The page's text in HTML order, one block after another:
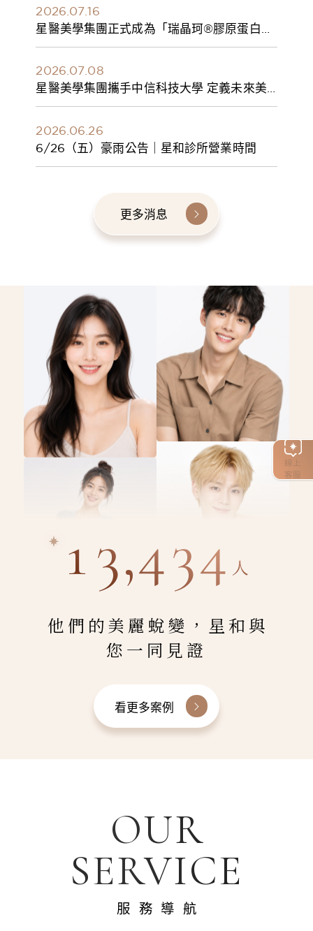
線上
客服
2026.07.16
星醫美學集團正式成為「瑞晶珂®膠原蛋白植
入劑」台灣獨家總代理
2026.07.08
星醫美學集團攜手中信科技大學 定義未來美
學人才新標準 建構健康美學產學共育模式 串
2026.06.26
6/26（五）豪雨公告｜星和診所營業時間
更多消息
13,434 人
他們的美麗蛻變，星和與
您一同見證
看更多案例
OUR
SERVICE
服務導航